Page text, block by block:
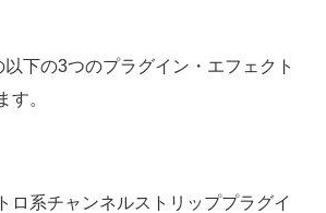
下の3つのプラグイン・エフェクト
す。
ロ系チャンネルストリッププラグイ